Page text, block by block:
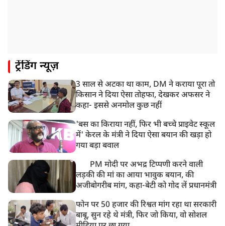
भारत समेत 5 देशों पर 100% टैरिफ
8:19 AM
PM मोदी आज IIT दिल्ली के दीक्षांत समारोह में शामिल होंगे
ट्रेंडिंग न्यूज़
3 साल से अटका था काम, DM ने कराया पूरा तो
किसान ने दिया ऐसा तोहफा, देखकर अफसर ने
कहा- इससे अनमोल कुछ नहीं
'बस का किराया नहीं, फिर भी बच्चे प्राइवेट स्कूल
में' केरल के मंत्री ने दिया ऐसा बयान की खड़ा हो
गया बड़ा बवाल
PM मोदी पर अभद्र टिप्पणी करने वाली
लड़की की मां का आया भावुक बयान, की
अजीबोगरीब मांग, कहा-बेटी को गोद लें प्रधानमंत्री
फोन पर 50 हजार की रिश्वत मांग रहा था सरकारी
बाबू, सुन रहे थे मंत्री, फिर जो किया, वो सोशल